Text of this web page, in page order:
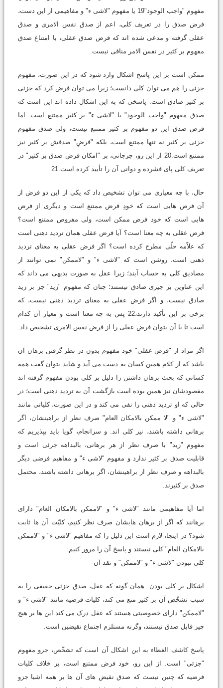
مفهوم "واجب الوجود"19 یا مفهوم "لاشی ء" و مفاهیمی از این دست،
فرض صدق را در تعریف کلی، اعم از صدق نفس الامری و صدق
عقلی گرفته و مدعی شده اند که فرض صدق عقلی، با امتناع صدق
مفهوم بر کثیر در نفس الامر منافی نیست.
ممکن است بر این پاسخ اشکال وارد شود که در این صورت، مفهوم
جزئی را هم می توان کلی دانست؛ زیرا می توان فرض کرد که جزئی
بر کثیر صادق است. پاسخی که به این اشکال داده اند این است که
صدق مفهوم "واجب الوجود" یا "لاشی ء" بر کثیر ممتنع است. اما
فرض صدق این دو مفهوم بر کثیر ممتنع نیست، ولی صدق مفهوم
جزئی بر کثیر نه تنها ممتنع است، بلکه "فرضِ" صدقش بر کثیر نیز
ممتنع است.20 از این رو، جرجانی، بر "امکان فرض صدق بر کثیر" در
تعریف کلی پای فشرده و دوانی آن را تأیید کرده است.21
حال، با چه معیاری می توان تشخیص داد که یکی از این دو فرض از
آن فرض هایی است که خودِ فرض ممتنع است و دیگری از فرض
هایی است که خود فرض ممکن است، ولی مفروض ممتنع است؟
فرض عقلی به چه معنا است؟ آیا فرض عقلی همان تردید ذهنی است
که علاّمه حلّی مطرح کرده است؟ اگر فرض عقلی به معنای تردید
ذهنی است، روشن است که "لاشی ء" و "لاممکن" نمی توانند از
مصادیق کلی به حساب آیند؛ زیرا عقل به صورت بدیهی می داند که
این عناوین بر چیزی صادق نیستند؛ چنان که مفهوم "زید" جز بر زید
صادق نیست، و اگر فرض عقلی به معنای تردید ذهنی نیست، که
برخی بر این تأکید دارند،22 پس به چه معنا است و معیار آن کدام
است تا با آن بتوان فرض عقلی را از فرض نفس الامری تشخیص داد.
اگر مراد از "فرض عقلی" خود مفهوم بدون در نظر گرفتن برهان آن
باشد که از کلام همین کسان به دست می آید و شاید بتوان گفت همه
کسانی که بحث برهان داشتن را دلیل بر کلی بودن مفهوم گرفته اند
مقصودشان نیز همین بوده است بازگشت آن به تردید ذهنی است؛ در
حالی که او تردید ذهنی را نفی می کند و در این صورت، کلیاتی مانند
"لاشی ء" و "لا ممکن بالامکان العام" صرف نظر از براهینشان، اگر
برهانی داشته باشند، نیز کلی اند. و سرانجام، گویا باید بپذیریم که
مفهوم "زید" با صرف نظر از هر برهانی، بالبداهه جزئی است و
قابلیت صدق بر کثیر ندارد و مفهوم "لاشی ء" و مفاهیم فرضی دیگر
بالبداهه و صرف نظر از براهینشان، اگر برهانی داشته باشند، محتمل
صدق بر کثیرند.
اما آیا مفاهیمی مانند "لاشی ء" و "لاممکن بالامکان العام" دارای
برهانند که اگر از برهان هایشان صرف نظر کنیم، کلیّت آن ها ثابت
شود؟ در اینجا، لازم است این دلیل را که مفاهیم "لاشی ء" و "لاممکن
بالامکان العام" کلی نیستند و پاسخ آن را مرور کنیم:
کلی نبودن "لاشی ء" و "لاممکن" و نقد آن
اشکال بر کلی بودن: همان گونه که عقل، صدق جزئی حقیقی را به
سبب تشخّص آن بر کثیر منع می کند، کلیات فرضیه مانند "لاشی ء" و
"لاممکن" دارای خصوصیتی هستند که عقل درک می کند این ها بر هیچ
چیز قابل صدق نیستند، وگرنه مستلزم اجتماع نقیضین است.
پاسخ کاشف الغطاء به این اشکال آن است که تشخّص، جزو مفهوم
"جزئی" است. از این رو، خود فرض ممتنع است، بر خلاف کلیات
فرضیه که چنین نیست که صدق نقیض های آن ها بر همه اشیا جزو